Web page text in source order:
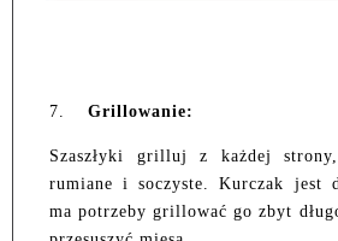
7. Grillowanie:
Szaszłyki grilluj z każdej
rumiane i soczyste. Kurczak jest
ma potrzeby grillować go zbyt